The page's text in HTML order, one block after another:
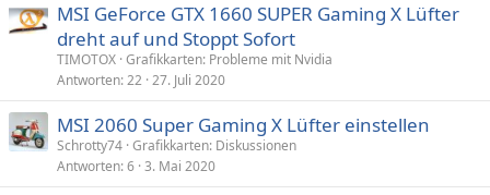
MSI GeForce GTX 1660 SUPER Gaming X Lüfter
dreht auf und Stoppt Sofort
TIMOTOX Grafikkarten: Probleme mit Nvidia
Antworten 22 27. Juli 2020
MSI 2060 Super Gaming X Lüfter einstellen
Schrotty74 Grafikkarten: Diskussionen
Antworten 6 3. Mai 2020